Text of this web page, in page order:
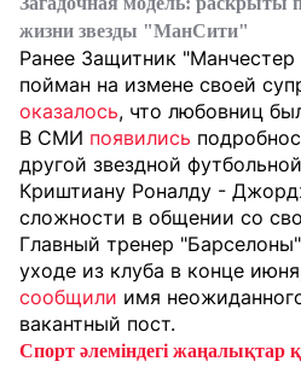
жизни звезды "МанСити"
Ранее Защитник
пойман на измене своей
оказалось, что любовниц
В СМИ появились
другой звездной
Криштиану Роналду -
сложности в общении со
Главный тренер
уходе из клуба в конце
сообщили имя
вакантный пост.
Спорт әлеміндегі жаңалықтар